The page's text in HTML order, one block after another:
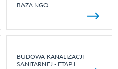
BAZA NGO
BUDOWA KANALIZACJI
SANITARNEJ - ETAP I